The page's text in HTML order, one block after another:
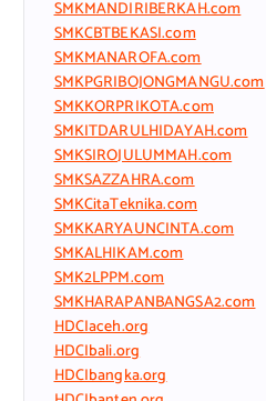
SMKMANDIRIBERKAH.com
SMKCBTBEKASI.com
SMKMANAROFA.com
SMKPGRIBOJONGMANGU.com
SMKKORPRIKOTA.com
SMKITDARULHIDAYAH.com
SMKSIROJULUMMAH.com
SMKSAZZAHRA.com
SMKCitaTeknika.com
SMKKARYAUNCINTA.com
SMKALHIKAM.com
SMK2LPPM.com
SMKHARAPANBANGSA2.com
HDCIaceh.org
HDCIbali.org
HDCIbangka.org